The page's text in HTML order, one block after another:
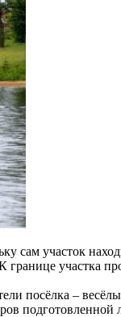
сам участок
участка
посёлка –